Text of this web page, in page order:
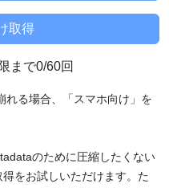
まで0/60回
れる場合、「スマホ向け」を
のために圧縮したくない
をお試しいただけます。た